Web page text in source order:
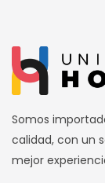
Somos
calidad, con un
mejor